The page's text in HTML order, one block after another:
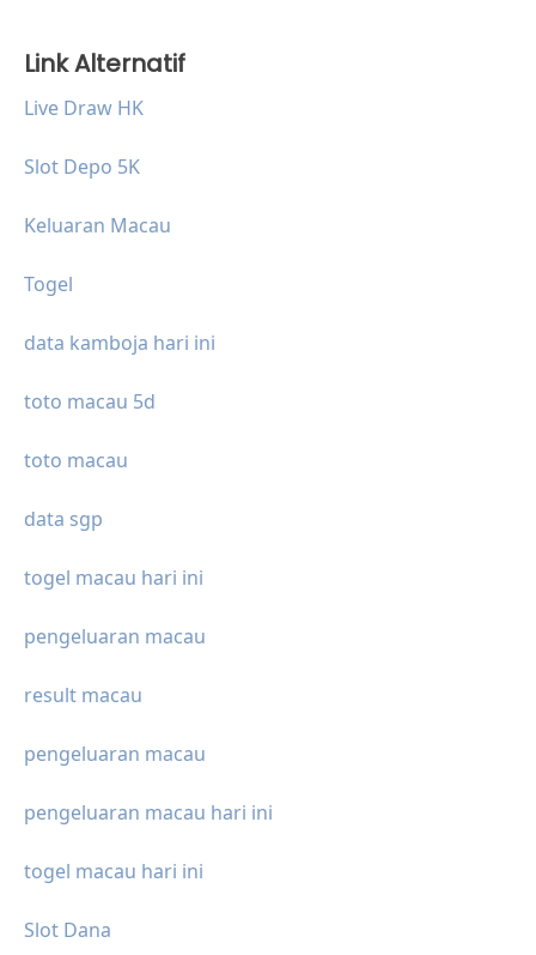
Link Alternatif
Live Draw HK
Slot Depo 5K
Keluaran Macau
Togel
data kamboja hari ini
toto macau 5d
toto macau
data sgp
togel macau hari ini
pengeluaran macau
result macau
pengeluaran macau
pengeluaran macau hari ini
togel macau hari ini
Slot Dana